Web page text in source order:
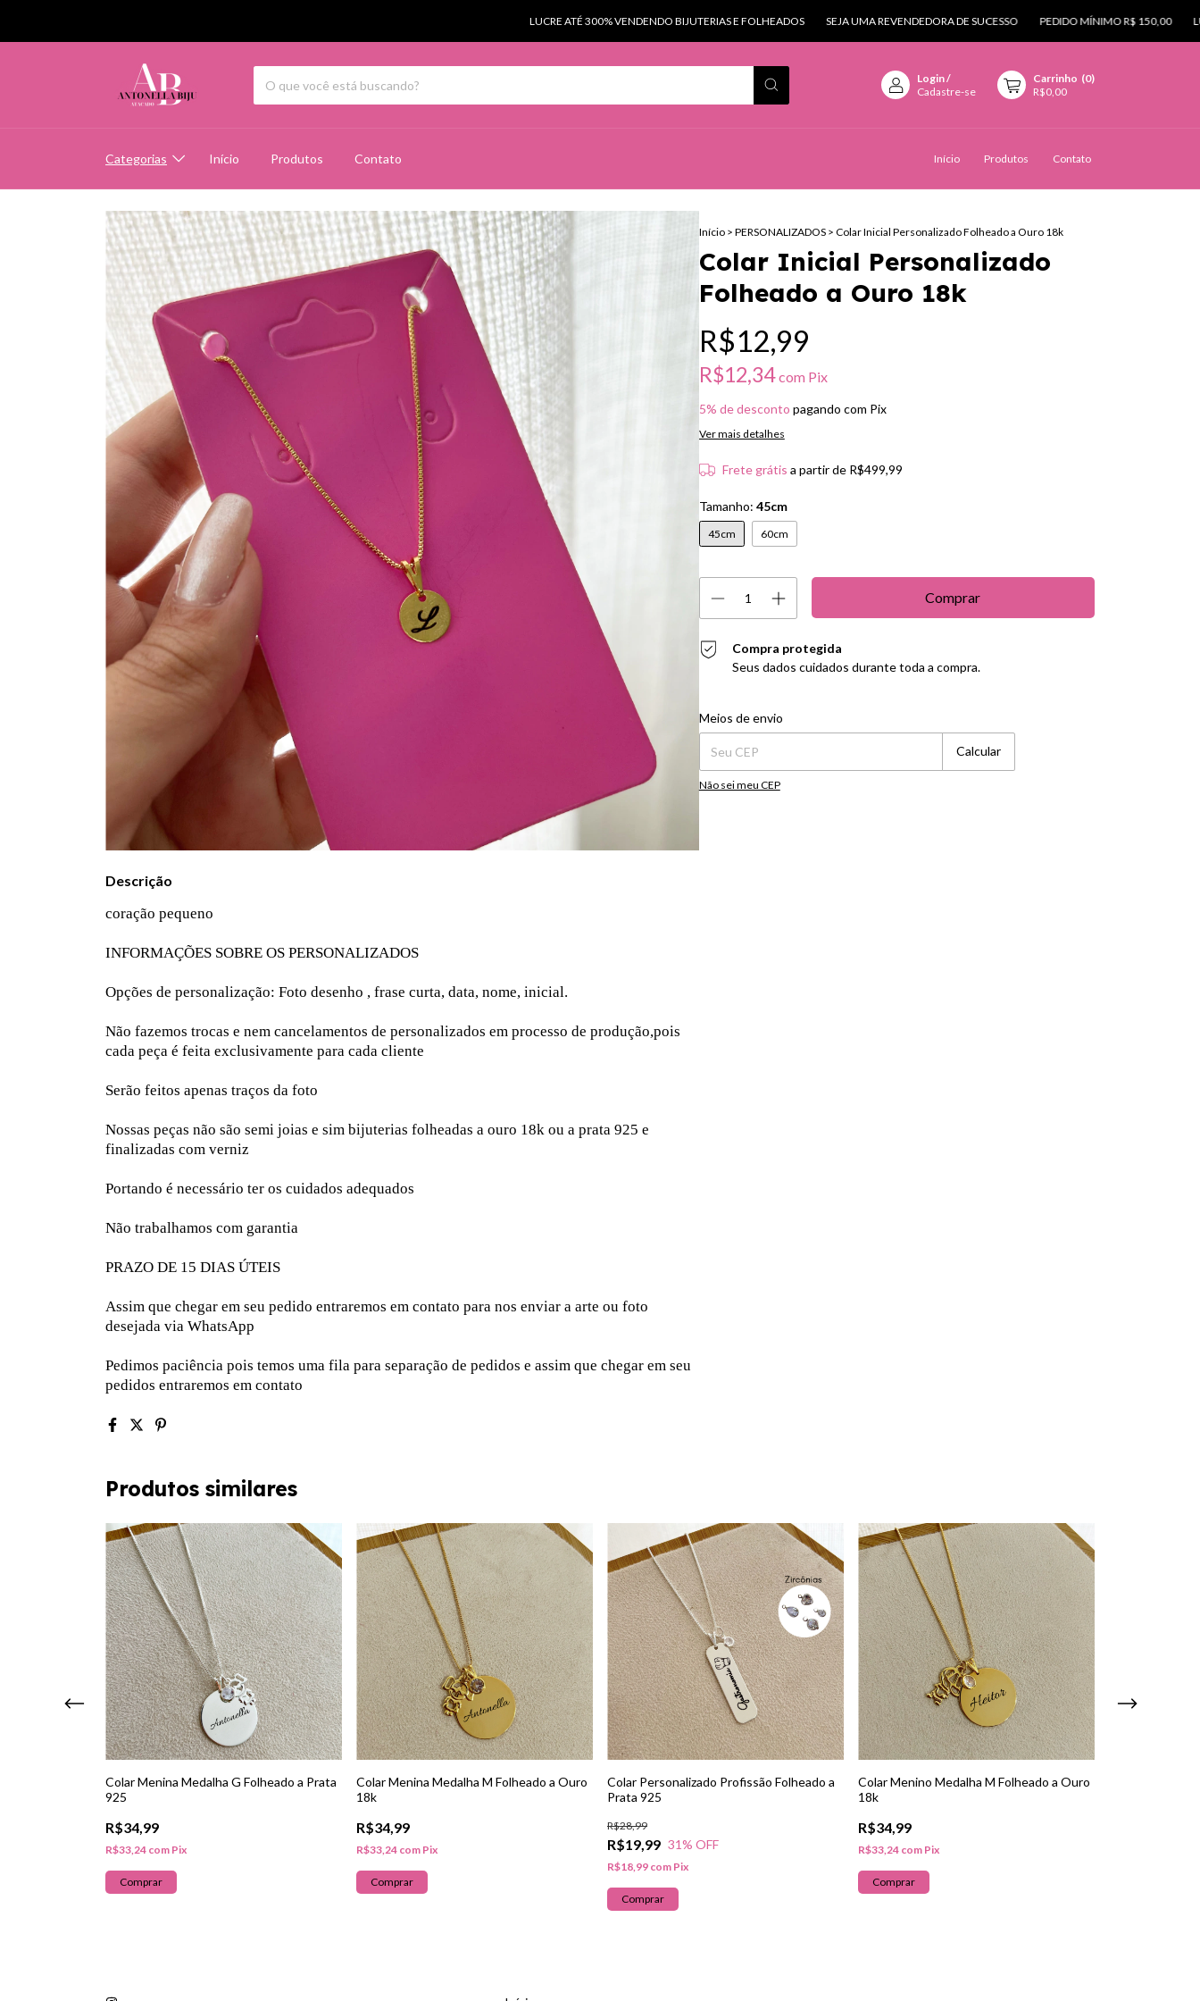
LUCRE ATÉ 300% VENDENDO BIJUTERIAS E FOLHEADOS SEJA UMA REVENDEDORA DE SUCESSO PEDIDO MÍNIMO R$ 150,00 LUCRE
Login/
Cadastre-se
Carrinho (0)
R$0,00
Categorias Início Produtos Contato Início Produtos Contato
Início > PERSONALIZADOS > Colar Inicial Personalizado Folheado a Ouro 18k
Colar Inicial Personalizado
Folheado a Ouro 18k
R$12,99
R$12,34com Pix
5% de desconto pagando com Pix
Ver mais detalhes
Frete grátis a partir de R$499,99
Tamanho: 45cm
45cm 60cm
Compra protegida
Seus dados cuidados durante toda a compra.
Entregas para o CEP:
Meios de envio
Calcular
Não sei meu CEP
Descrição
coração pequeno
INFORMAÇÕES SOBRE OS PERSONALIZADOS
Opções de personalização: Foto desenho , frase curta, data, nome, inicial.
Não fazemos trocas e nem cancelamentos de personalizados em processo de produção,pois
cada peça é feita exclusivamente para cada cliente
Serão feitos apenas traços da foto
Nossas peças não são semi joias e sim bijuterias folheadas a ouro 18k ou a prata 925 e
finalizadas com verniz
Portando é necessário ter os cuidados adequados
Não trabalhamos com garantia
PRAZO DE 15 DIAS ÚTEIS
Assim que chegar em seu pedido entraremos em contato para nos enviar a arte ou foto
desejada via WhatsApp
Pedimos paciência pois temos uma fila para separação de pedidos e assim que chegar em seu
pedidos entraremos em contato
Produtos similares
Colar Menina Medalha G Folheado a Prata
925
R$34,99
R$33,24 com Pix
Comprar
Colar Menina Medalha M Folheado a Ouro
18k
R$34,99
R$33,24 com Pix
Comprar
Colar Personalizado Profissão Folheado a
Prata 925
R$19,99
R$28,99
31% OFF
R$18,99 com Pix
Comprar
Colar Menino Medalha M Folheado a Ouro
18k
R$34,99
R$33,24 com Pix
Comprar